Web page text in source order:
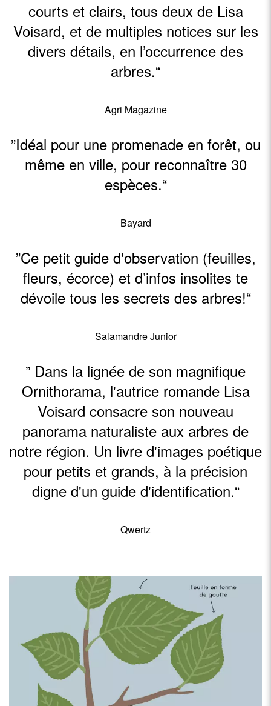
courts et clairs, tous deux de Lisa
Voisard, et de multiples notices sur les
divers détails, en l’occurrence des
arbres.“
Agri Magazine
”Idéal pour une promenade en forêt, ou
même en ville, pour reconnaître 30
espèces.“
Bayard
”Ce petit guide d'observation (feuilles,
fleurs, écorce) et d’infos insolites te
dévoile tous les secrets des arbres!“
Salamandre Junior
” Dans la lignée de son magnifique
Ornithorama, l'autrice romande Lisa
Voisard consacre son nouveau
panorama naturaliste aux arbres de
notre région. Un livre d'images poétique
pour petits et grands, à la précision
digne d'un guide d'identification.“
Qwertz